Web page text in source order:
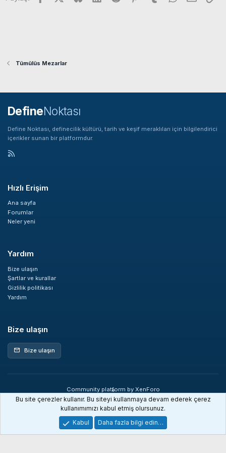
Tümülüs Mezarlar
DefineNoktası
Define Noktası, definecilik kültürü, tarih ve keşif meraklıları için bilgilendirici
içerikler sunan bir platformdur.
Hızlı Erişim
Ana sayfa
Forumlar
Neler yeni
Yardım
Bize ulaşın
Şartlar ve kurallar
Gizlilik politikası
Yardım
Bize ulaşın
mail Bize ulaşın
Community platform by XenForo
®
© 2010-2026 XenForo Ltd.
XenDev Forum İstatistik sistemi
Bu site çerezler kullanır. Bu siteyi kullanmaya devam ederek çerez
kullanımımızı kabul etmiş olursunuz.
Kabul
Daha fazla bilgi edin…